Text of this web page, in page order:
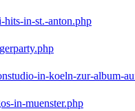
hits-in-st.-anton.php
in-koeln-zur-album-
in-muenster.php